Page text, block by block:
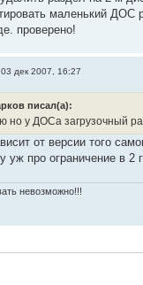
маленький ДОС
проверено!
дек 2007, 16:27
писал(а):
но у ДОСа загрузочный
от версии того
уж про ограничение в 2
невозможно!!!